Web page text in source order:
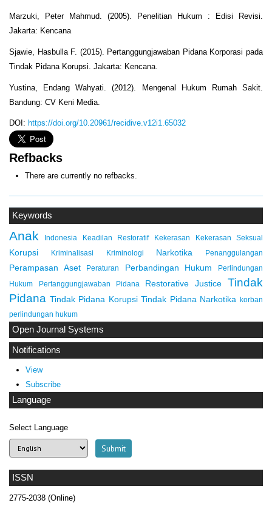
ISSN
2775-2038 (Online)
Keywords
Anak Indonesia Keadilan Restoratif Kekerasan Kekerasan Seksual
Korupsi Kriminalisasi Kriminologi Narkotika Penanggulangan
Perampasan Aset Peraturan Perbandingan Hukum
Perlindungan
Hukum
Pertanggungjawaban Pidana Restorative Justice
Tindak
Pidana Tindak Pidana Korupsi Tindak Pidana Narkotika korban
perlindungan hukum
Open Journal Systems
Notifications
View
Subscribe
Language
Select Language
Marzuki, Peter Mahmud. (2005). Penelitian Hukum : Edisi Revisi.
Jakarta: Kencana
Sjawie, Hasbulla F. (2015). Pertanggungjawaban Pidana Korporasi pada
Tindak Pidana Korupsi. Jakarta: Kencana.
Yustina, Endang Wahyati. (2012). Mengenal Hukum Rumah Sakit.
Bandung: CV Keni Media.
DOI: https://doi.org/10.20961/recidive.v12i1.65032
Refbacks
There are currently no refbacks.